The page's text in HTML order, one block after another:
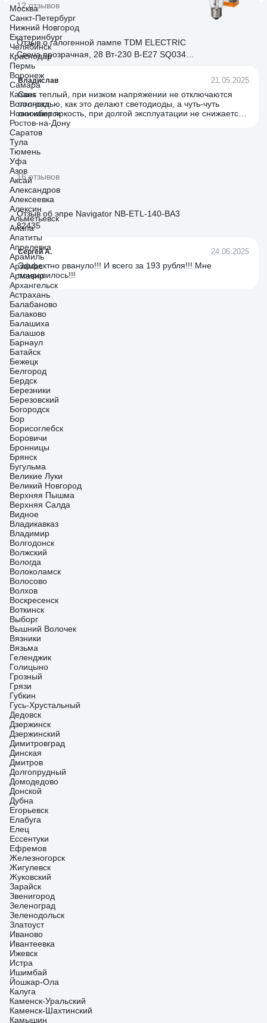
12 отзывов
Отзыв о галогенной лампе TDM ELECTRIC
Свеча прозрачная, 28 Вт-230 В-Е27 SQ0341-
0095
Владислав 21.05.2025
Свет теплый, при низком напряжении не отключаются
полностью, как это делают светодиоды, а чуть-чуть
снижают яркость, при долгой эксплуатации не снижается
световой поток, нет стробоскопического эффекта (для
меня этот фактор ключевой, поскольку мерцание
подсведки экрана накладывается на мерцание лампы /
если это светодиод/ и глаза устают.
16 отзывов
Отзыв об эпре Navigator NB-ETL-140-BA3
82435
Сергей А. 24.06.2025
Эффектно рвануло!!! И всего за 193 рубля!!! Мне
понравилось!!!
Москва
Санкт-Петербург
Нижний Новгород
Екатеринбург
Челябинск
Краснодар
Пермь
Воронеж
Самара
Казань
Волгоград
Новосибирск
Ростов-на-Дону
Саратов
Тула
Тюмень
Уфа
Азов
Аксай
Александров
Алексеевка
Алексин
Альметьевск
Анапа
Апатиты
Апрелевка
Арамиль
Арзамас
Армавир
Архангельск
Астрахань
Балабаново
Балаково
Балашиха
Балашов
Барнаул
Батайск
Бежецк
Белгород
Бердск
Березники
Березовский
Богородск
Бор
Борисоглебск
Боровичи
Бронницы
Брянск
Бугульма
Великие Луки
Великий Новгород
Верхняя Пышма
Верхняя Салда
Видное
Владикавказ
Владимир
Волгодонск
Волжский
Вологда
Волоколамск
Волосово
Волхов
Воскресенск
Воткинск
Выборг
Вышний Волочек
Вязники
Вязьма
Геленджик
Голицыно
Грозный
Грязи
Губкин
Гусь-Хрустальный
Дедовск
Дзержинск
Дзержинский
Димитровград
Динская
Дмитров
Долгопрудный
Домодедово
Донской
Дубна
Егорьевск
Елабуга
Елец
Ессентуки
Ефремов
Железногорск
Жигулевск
Жуковский
Зарайск
Звенигород
Зеленоград
Зеленодольск
Златоуст
Иваново
Ивантеевка
Ижевск
Истра
Ишимбай
Йошкар-Ола
Калуга
Каменск-Уральский
Каменск-Шахтинский
Камышин